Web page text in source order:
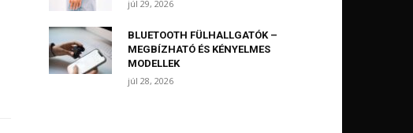
júl 29, 2026
BLUETOOTH FÜLHALLGATÓK –
MEGBÍZHATÓ ÉS KÉNYELMES
MODELLEK
júl 28, 2026